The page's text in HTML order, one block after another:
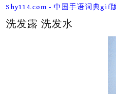
Skip
content
Shy114.com - 中国手语词典gif
洗发露 洗发水